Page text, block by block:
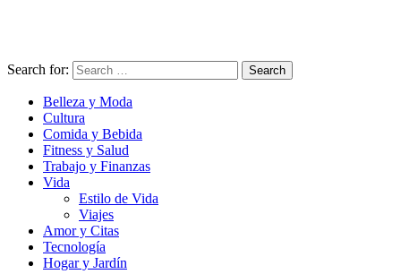
Search for: Search
Belleza y Moda
Cultura
Comida y Bebida
Fitness y Salud
Trabajo y Finanzas
Vida
Estilo de Vida
Viajes
Amor y Citas
Tecnología
Hogar y Jardín